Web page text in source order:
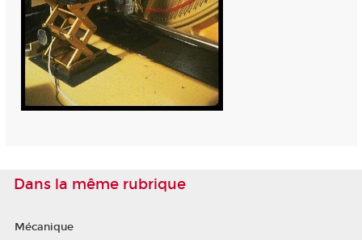
Dans la même rubrique
Mécanique